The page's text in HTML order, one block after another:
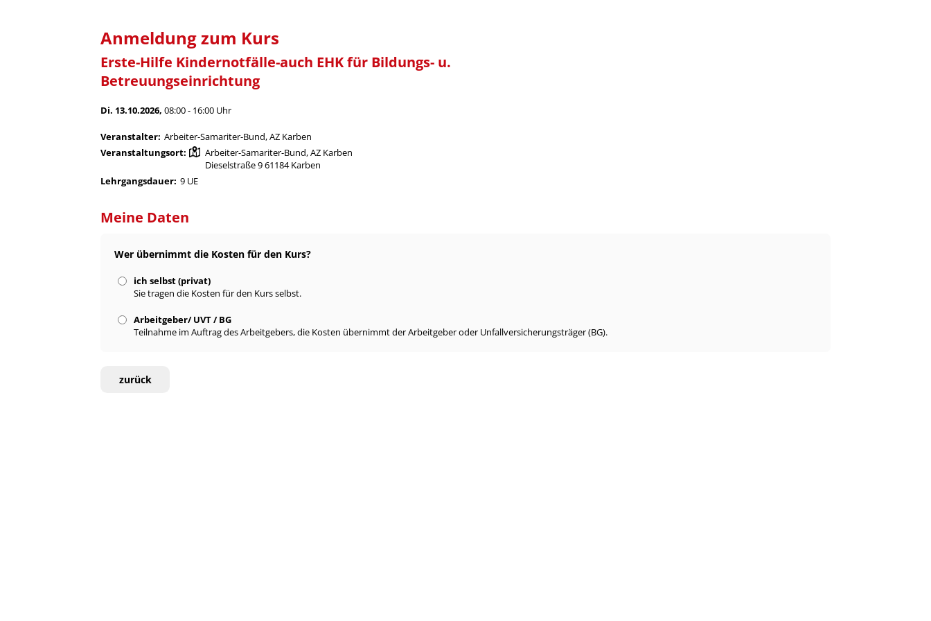
Anmeldung zum Kurs
Erste-Hilfe Kindernotfälle-auch EHK für Bildungs- u.
Betreuungseinrichtung
Di. 13.10.2026,08:00 - 16:00 Uhr
Veranstalter: Arbeiter-Samariter-Bund, AZ Karben
Veranstaltungsort:
Arbeiter-Samariter-Bund, AZ Karben
Dieselstraße 9 61184 Karben
Lehrgangsdauer: 9 UE
Meine Daten
Wer übernimmt die Kosten für den Kurs?
ich selbst (privat)
Sie tragen die Kosten für den Kurs selbst.
Arbeitgeber/ UVT / BG
Teilnahme im Auftrag des Arbeitgebers, die Kosten übernimmt der Arbeitgeber oder Unfallversicherungsträger (BG).
zurück